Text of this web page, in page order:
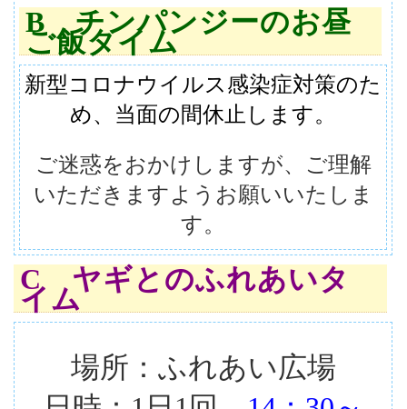
B チンパンジーのお昼
ご飯タイム
新型コロナウイルス感染症対策のた
め、当面の間休止します。
ご迷惑をおかけしますが、ご理解
いただきますようお願いいたしま
す。
C ヤギとのふれあいタ
イム
場所：ふれあい広場